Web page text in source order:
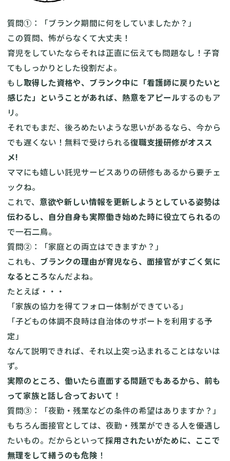
質問①：「ブランク期間に何をしていましたか？」
この質問、怖がらなくて大丈夫！
育児をしていたならそれは正直に伝えても問題なし！子育
てもしっかりとした役割だよ。
もし取得した資格や、ブランク中に「看護師に戻りたいと
感じた」ということがあれば、熱意をアピールするのもア
リ。
それでもまだ、後ろめたいような思いがあるなら、今から
でも遅くない！無料で受けられる復職支援研修がオスス
メ!
ママにも嬉しい託児サービスありの研修もあるから要チェ
ックね。
これで、 意欲や新しい情報を更新しようとしている姿勢は
伝わるし、自分自身も実際働き始めた時に役立てられるの
で一石二鳥。
質問②：「家庭との両立はできますか？」
これも、 ブランクの理由が育児なら、面接官がすごく気に
なるところなんだよね。
たとえば・・・
「家族の協力を得てフォロー体制ができている」
「子どもの体調不良時は自治体のサポートを利用する予
定」
なんて説明できれば、それ以上突っ込まれることはないは
ず。
実際のところ、働いたら直面する問題でもあるから、前も
って家族と話し合っておいて ！
質問③：「夜勤・残業などの条件の希望はありますか？」
もちろん面接官としては、夜勤・残業ができる人を優遇し
たいもの。だからといって採用されたいがために、ここで
無理をして繕うのも危険 ！